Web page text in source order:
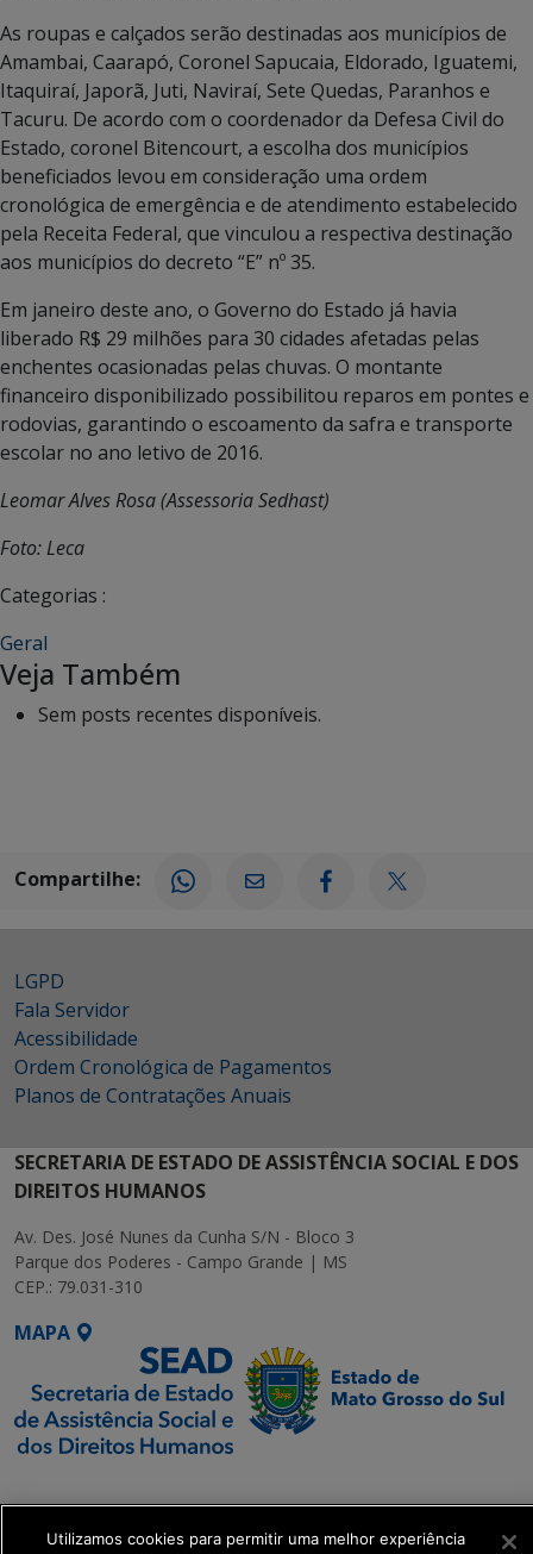
As roupas e calçados serão destinadas aos municípios de
Amambai, Caarapó, Coronel Sapucaia, Eldorado, Iguatemi,
Itaquiraí, Japorã, Juti, Naviraí, Sete Quedas, Paranhos e
Tacuru. De acordo com o coordenador da Defesa Civil do
Estado, coronel Bitencourt, a escolha dos municípios
beneficiados levou em consideração uma ordem
cronológica de emergência e de atendimento estabelecido
pela Receita Federal, que vinculou a respectiva destinação
aos municípios do decreto “E” nº 35.
Em janeiro deste ano, o Governo do Estado já havia
liberado R$ 29 milhões para 30 cidades afetadas pelas
enchentes ocasionadas pelas chuvas. O montante
financeiro disponibilizado possibilitou reparos em pontes e
rodovias, garantindo o escoamento da safra e transporte
escolar no ano letivo de 2016.
Leomar Alves Rosa (Assessoria Sedhast)
Foto: Leca
Categorias :
Geral
Veja Também
Sem posts recentes disponíveis.
Compartilhe:
LGPD
Fala Servidor
Acessibilidade
Ordem Cronológica de Pagamentos
Planos de Contratações Anuais
SECRETARIA DE ESTADO DE ASSISTÊNCIA SOCIAL E DOS
DIREITOS HUMANOS
Av. Des. José Nunes da Cunha S/N - Bloco 3
Parque dos Poderes - Campo Grande | MS
CEP.: 79.031-310
MAPA
Executiva de
Transformação Digital
Utilizamos cookies para permitir uma melhor experiência